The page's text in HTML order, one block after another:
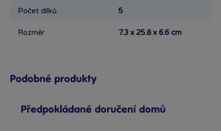
Počet dílků 5
Rozměr 7.3 x 25.8 x 6.6 cm
Podobné produkty
Předpokládané doručení domů